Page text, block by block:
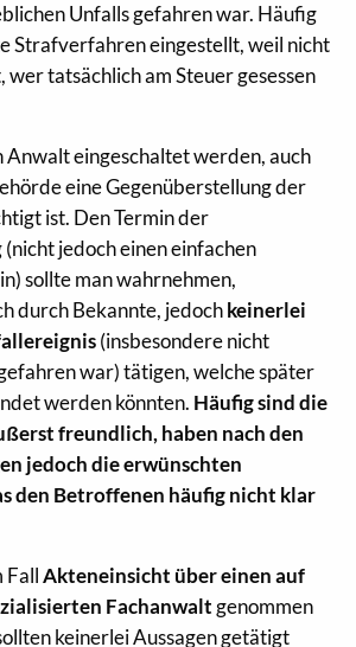
Unfalls gefahren war. Häufig
Strafverfahren eingestellt, weil nicht
tatsächlich am Steuer gesessen
Anwalt eingeschaltet werden, auch
eine Gegenüberstellung der
ist. Den Termin der
jedoch einen einfachen
sollte man wahrnehmen,
durch Bekannte, jedochkeinerlei
(insbesondere nicht
war) tätigen, welche später
werden könnten. Häufig sind die
freundlich, haben nach den
jedoch die erwünschten
den Betroffenen häufig nicht klar
FallAkteneinsicht über einen auf
Fachanwalt genommen
keinerlei Aussagen getätigt